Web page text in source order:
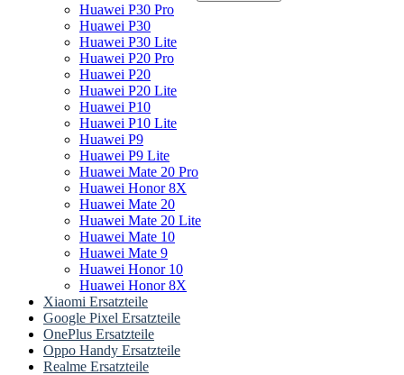
Huawei P30 Pro
Huawei P30
Huawei P30 Lite
Huawei P20 Pro
Huawei P20
Huawei P20 Lite
Huawei P10
Huawei P10 Lite
Huawei P9
Huawei P9 Lite
Huawei Mate 20 Pro
Huawei Honor 8X
Huawei Mate 20
Huawei Mate 20 Lite
Huawei Mate 10
Huawei Mate 9
Huawei Honor 10
Huawei Honor 8X
Xiaomi Ersatzteile
Google Pixel Ersatzteile
OnePlus Ersatzteile
Oppo Handy Ersatzteile
Realme Ersatzteile